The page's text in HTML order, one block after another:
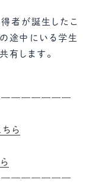
者が誕生したこ
途中にいる学生
有します。
ちら